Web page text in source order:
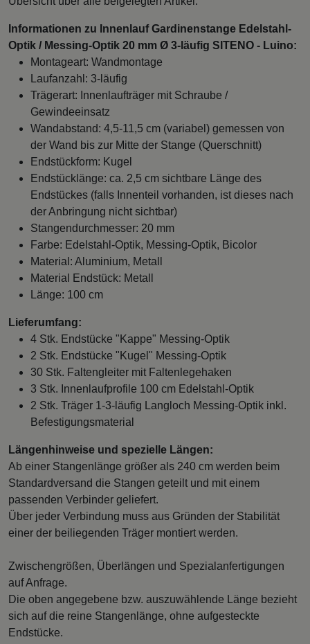
Informationen zu Innenlauf Gardinenstange Edelstahl-
Optik / Messing-Optik 20 mm Ø 3-läufig SITENO - Luino:
Montageart: Wandmontage
Laufanzahl: 3-läufig
Trägerart: Innenlaufträger mit Schraube /
Gewindeeinsatz
Wandabstand: 4,5-11,5 cm (variabel) gemessen von
der Wand bis zur Mitte der Stange (Querschnitt)
Endstückform: Kugel
Endstücklänge: ca. 2,5 cm sichtbare Länge des
Endstückes (falls Innenteil vorhanden, ist dieses nach
der Anbringung nicht sichtbar)
Stangendurchmesser: 20 mm
Farbe: Edelstahl-Optik, Messing-Optik, Bicolor
Material: Aluminium, Metall
Material Endstück: Metall
Länge: 100 cm
Lieferumfang:
4 Stk. Endstücke "Kappe" Messing-Optik
2 Stk. Endstücke "Kugel" Messing-Optik
30 Stk. Faltengleiter mit Faltenlegehaken
3 Stk. Innenlaufprofile 100 cm Edelstahl-Optik
2 Stk. Träger 1-3-läufig Langloch Messing-Optik inkl.
Befestigungsmaterial
Längenhinweise und spezielle Längen:
Ab einer Stangenlänge größer als 240 cm werden beim
Standardversand die Stangen geteilt und mit einem
passenden Verbinder geliefert.
Über jeder Verbindung muss aus Gründen der Stabilität
einer der beiliegenden Träger montiert werden.
Zwischengrößen, Überlängen und Spezialanfertigungen
auf Anfrage.
Die oben angegebene bzw. auszuwählende Länge bezieht
sich auf die reine Stangenlänge, ohne aufgesteckte
Endstücke.